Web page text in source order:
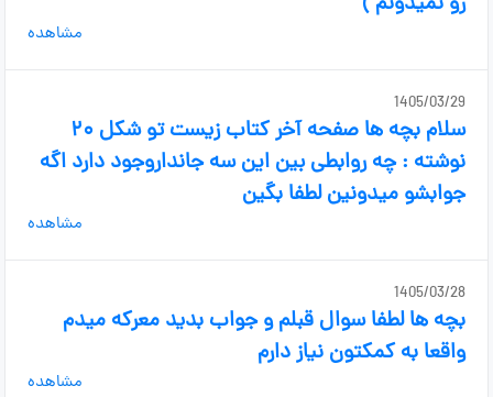
مشاهده
1405/03/29
سلام بچه ها صفحه آخر کتاب زیست تو شکل ۲۰
نوشته : چه روابطی بین این سه جانداروجود دارد اگه
جوابشو میدونین لطفا بگین
مشاهده
1405/03/28
بچه ها لطفا سوال قبلم و جواب بدید معرکه میدم
واقعا به کمکتون نیاز دارم
مشاهده